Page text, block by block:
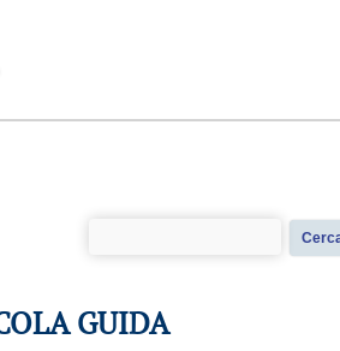
GUIDA